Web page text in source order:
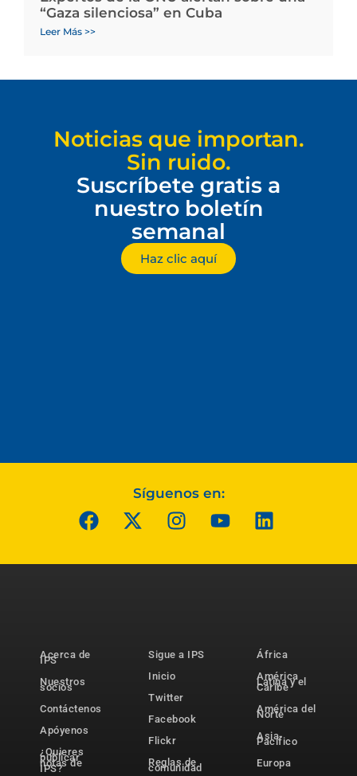
“Gaza silenciosa” en Cuba
Leer Más >>
Noticias que importan.
Sin ruido.
Suscríbete gratis a
nuestro boletín
semanal
Haz clic aquí
Síguenos en:
Acerca de
IPS
Nuestros
socios
Contáctenos
Apóyenos
¿Quieres
publicar
notas de
IPS?
Sigue a IPS
Inicio
Twitter
Facebook
Flickr
Reglas de
comunidad
África
América
Latina y el
Caribe
América del
Norte
Asia-
Pacífico
Europa